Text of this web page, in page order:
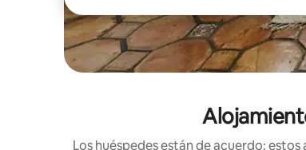
Los huéspedes están de acuerdo: